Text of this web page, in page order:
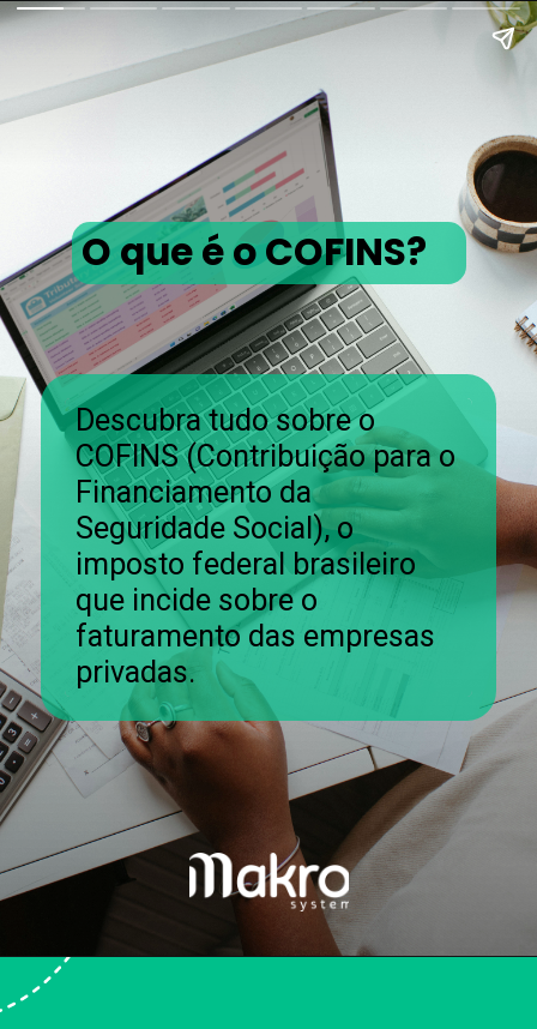
O que é o COFINS?
Descubra tudo sobre o
COFINS (Contribuição para o
Financiamento da
Seguridade Social), o
imposto federal brasileiro
que incide sobre o
faturamento das empresas
privadas.